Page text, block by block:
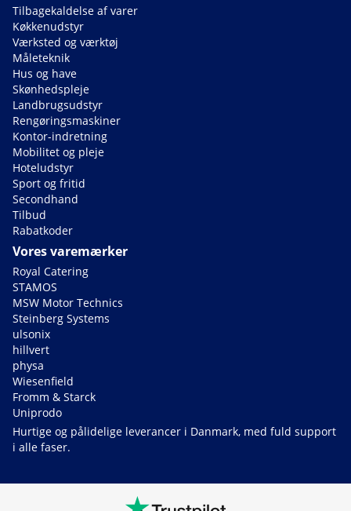
Tilbagekaldelse af varer
Køkkenudstyr
Værksted og værktøj
Måleteknik
Hus og have
Skønhedspleje
Landbrugsudstyr
Rengøringsmaskiner
Kontor-indretning
Mobilitet og pleje
Hoteludstyr
Sport og fritid
Secondhand
Tilbud
Rabatkoder
Vores varemærker
Royal Catering
STAMOS
MSW Motor Technics
Steinberg Systems
ulsonix
hillvert
physa
Wiesenfield
Fromm & Starck
Uniprodo
Hurtige og pålidelige leverancer i Danmark, med fuld support
i alle faser.